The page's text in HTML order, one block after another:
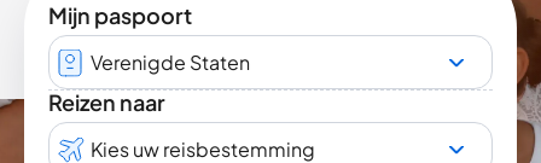
Mijn paspoort
Verenigde Staten
Reizen naar
Kies uw reisbestemming